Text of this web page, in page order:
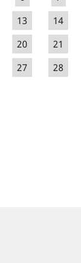
13
14
20
21
27
28